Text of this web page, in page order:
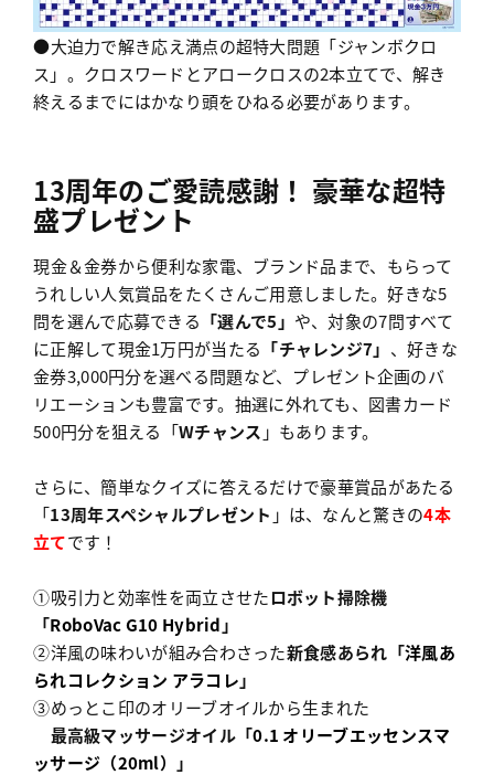
●大迫力で解き応え満点の超特大問題「ジャンボクロ
ス」。クロスワードとアロークロスの2本立てで、解き
終えるまでにはかなり頭をひねる必要があります。
13周年のご愛読感謝！ 豪華な超特
盛プレゼント
現金＆金券から便利な家電、ブランド品まで、もらって
うれしい人気賞品をたくさんご用意しました。好きな5
問を選んで応募できる 「選んで5」 や、対象の7問すべて
に正解して現金1万円が当たる 「チャレンジ7」 、好きな
金券3,000円分を選べる問題など、プレゼント企画のバ
リエーションも豊富です。抽選に外れても、図書カード
500円分を狙える「Wチャンス 」もあります。
さらに、簡単なクイズに答えるだけで豪華賞品があたる
「13周年スペシャルプレゼント 」は、なんと驚きの4本
立てです！
①吸引力と効率性を両立させたロボット掃除機
「RoboVac G10 Hybrid 」
②洋風の味わいが組み合わさった新食感あられ「洋風あ
られコレクション アラコレ」
③めっとこ印のオリーブオイルから生まれた
最高級マッサージオイル「0.1 オリーブエッセンスマ
ッサージ（20ml）
」